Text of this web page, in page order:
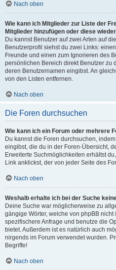
Nach oben
Wie kann ich Mitglieder zur Liste der
Mitglieder hinzufügen oder diese
Du kannst Benutzer auf zwei Arten auf
Benutzerprofil siehst du zwei Links:
Freunde und einen zum Ignorieren des
persönlichen Bereich direkt Benutzer zu
deren Benutzernamen eingibst. An
von den Listen entfernen.
Nach oben
Die Foren durchsuchen
Wie kann ich ein Forum oder mehrere
Du kannst die Foren durchsuchen,
eingibst, die du in der Foren-Übersicht,
Erweiterte Suchmöglichkeiten erhältst
Link anklickst, der von jeder Seite des
Nach oben
Weshalb erhalte ich bei der Suche
Deine Suche war möglicherweise zu
gängige Wörter, welche von phpBB
spezifischere Anfrage und benutze die
bietet. Außerdem ist es natürlich auch
nirgends im Forum verwendet wurden.
Begriffe!
Nach oben